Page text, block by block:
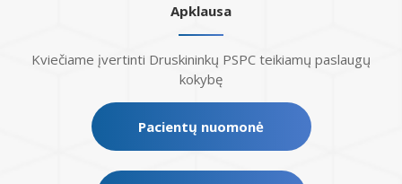
Apklausa
Kviečiame įvertinti Druskininkų PSPC teikiamų paslaugų
kokybę
Pacientų nuomonė